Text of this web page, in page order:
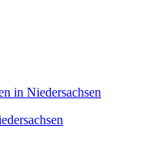
in Niedersachsen